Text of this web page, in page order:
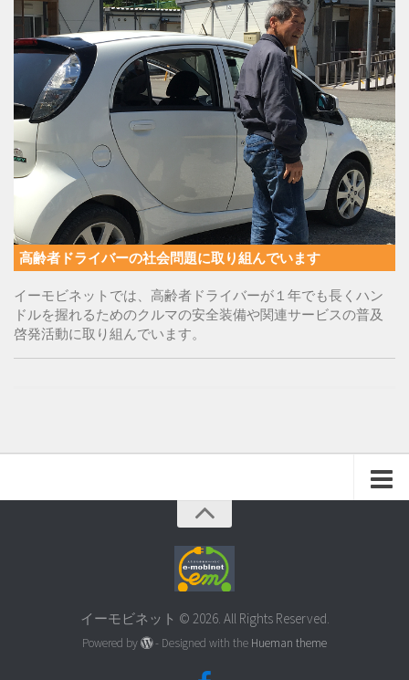
高齢者ドライバーの社会問題に取り組んでいます
イーモビネットでは、高齢者ドライバーが１年でも長くハン
ドルを握れるためのクルマの安全装備や関連サービスの普及
啓発活動に取り組んでいます。
イーモビネット © 2026. All Rights Reserved.
Powered by - Designed with the Hueman theme